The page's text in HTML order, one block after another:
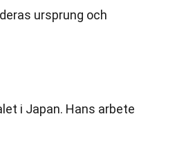
ursprung och
i Japan. Hans arbete